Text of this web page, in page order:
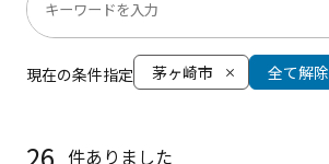
現在の条件指定 茅ヶ崎市 全て解除
件ありました